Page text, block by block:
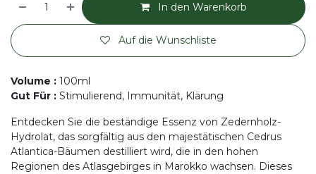
In den Warenkorb
Auf die Wunschliste
Volume : 100ml
Gut Für : Stimulierend, Immunität, Klärung
Entdecken Sie die beständige Essenz von Zedernholz-
Hydrolat, das sorgfältig aus den majestätischen Cedrus
Atlantica-Bäumen destilliert wird, die in den hohen
Regionen des Atlasgebirges in Marokko wachsen. Dieses